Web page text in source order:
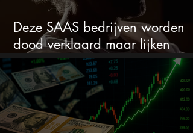
Deze SAAS bedrijven worden
dood verklaard maar lijken
springlevend